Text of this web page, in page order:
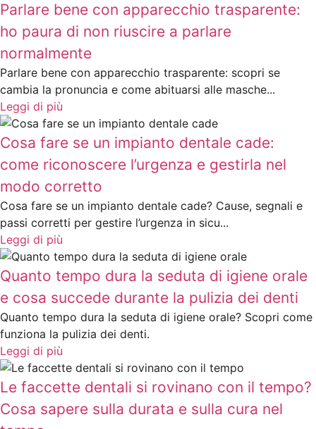
Parlare bene con apparecchio trasparente:
ho paura di non riuscire a parlare
normalmente
Parlare bene con apparecchio trasparente: scopri se
cambia la pronuncia e come abituarsi alle masche...
Leggi di più
Cosa fare se un impianto dentale cade:
come riconoscere l’urgenza e gestirla nel
modo corretto
Cosa fare se un impianto dentale cade? Cause, segnali e
passi corretti per gestire l’urgenza in sicu...
Leggi di più
Quanto tempo dura la seduta di igiene orale
e cosa succede durante la pulizia dei denti
Quanto tempo dura la seduta di igiene orale? Scopri come
funziona la pulizia dei denti.
Leggi di più
Le faccette dentali si rovinano con il tempo?
Cosa sapere sulla durata e sulla cura nel